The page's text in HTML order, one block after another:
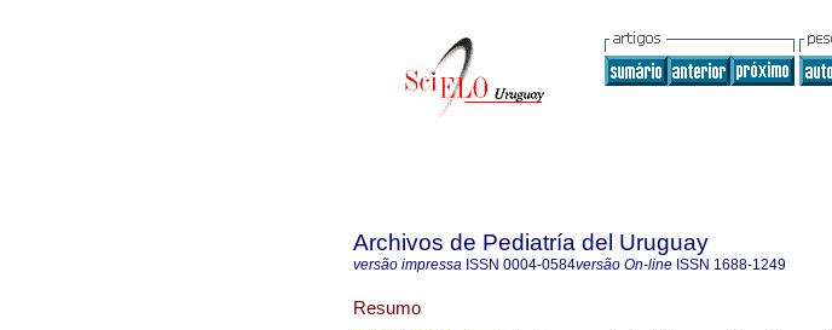
Archivos de Pediatría del Uruguay
versão impressa ISSN 0004-0584versão On-line ISSN 1688-1249
Resumo